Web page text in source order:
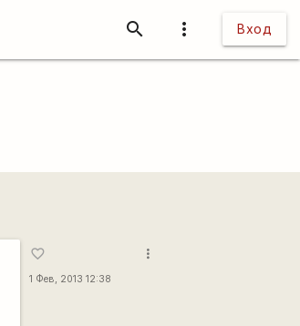
more_vert Вход
search
favorite_border
1 Фев, 2013 12:38
more_vert